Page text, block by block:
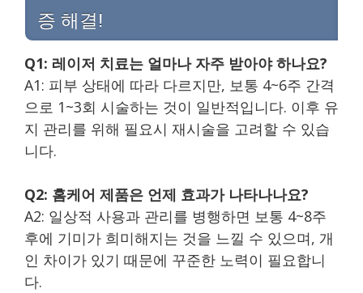
증 해결!
Q1: 레이저 치료는 얼마나 자주 받아야 하나요?
A1: 피부 상태에 따라 다르지만, 보통 4~6주 간격
으로 1~3회 시술하는 것이 일반적입니다. 이후 유
지 관리를 위해 필요시 재시술을 고려할 수 있습
니다.
Q2: 홈케어 제품은 언제 효과가 나타나나요?
A2: 일상적 사용과 관리를 병행하면 보통 4~8주
후에 기미가 희미해지는 것을 느낄 수 있으며, 개
인 차이가 있기 때문에 꾸준한 노력이 필요합니
다.